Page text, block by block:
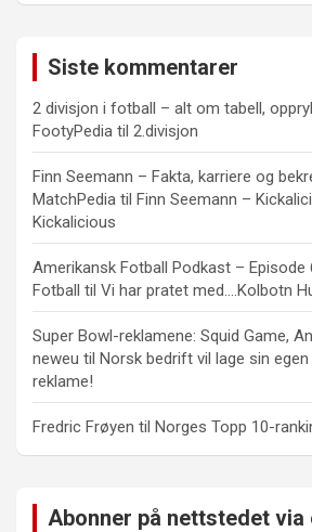
Siste kommentarer
2 divisjon i fotball – alt om tabell,
FootyPedia til 2.divisjon
Finn Seemann – Fakta, karriere og
MatchPedia til Finn Seemann –
Kickalicious
Amerikansk Fotball Podkast – Episode
Fotball til Vi har pratet med….Kolbotn
Super Bowl-reklamene: Squid Game,
neweu til Norsk bedrift vil lage sin
reklame!
Fredric Frøyen til Norges Topp 10-
Abonner på nettstedet via